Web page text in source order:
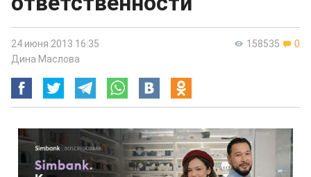
158535 0
24 июня 2013 16:35
Дина Маслова